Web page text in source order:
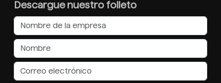
Descargue nuestro folleto